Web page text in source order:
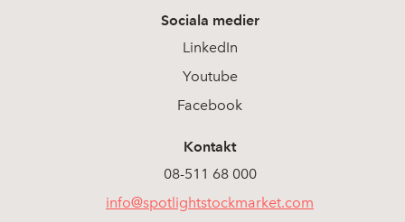
Sociala medier
LinkedIn
Youtube
Facebook
Kontakt
08-511 68 000
info@spotlightstockmarket.com